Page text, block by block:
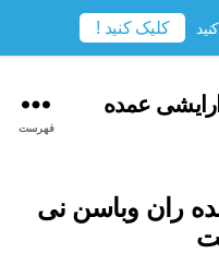
عمده
فهرست
ران وباسن نی
کلیک کنید !